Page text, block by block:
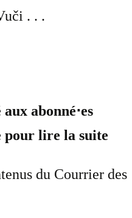
. . .
abonné⋅es
pour lire la suite
du Courrier des